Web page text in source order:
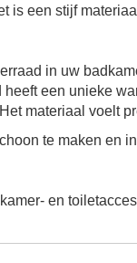
is een stijf
in uw
heeft een unieke
materiaal voelt
te maken en
en